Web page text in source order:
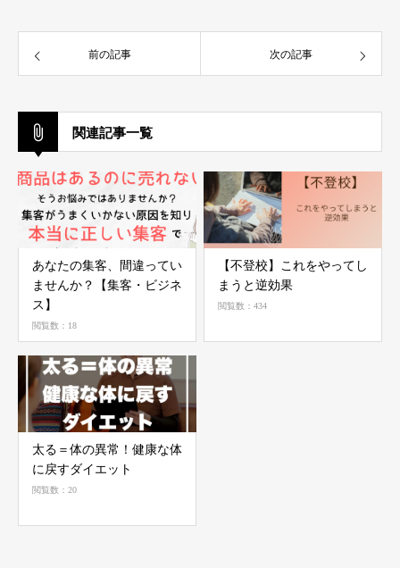
前の記事 次の記事
関連記事一覧
あなたの集客、間違ってい
ませんか？【集客・ビジネ
ス】
閲覧数：18
【不登校】これをやってし
まうと逆効果
閲覧数：434
太る＝体の異常！健康な体
に戻すダイエット
閲覧数：20